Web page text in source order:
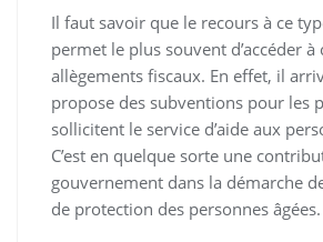
Il faut savoir que le recours à ce
permet le plus souvent d’accéder à
allègements fiscaux. En effet, il
propose des subventions pour les
sollicitent le service d’aide aux
C’est en quelque sorte une
gouvernement dans la démarche
de protection des personnes âgées.